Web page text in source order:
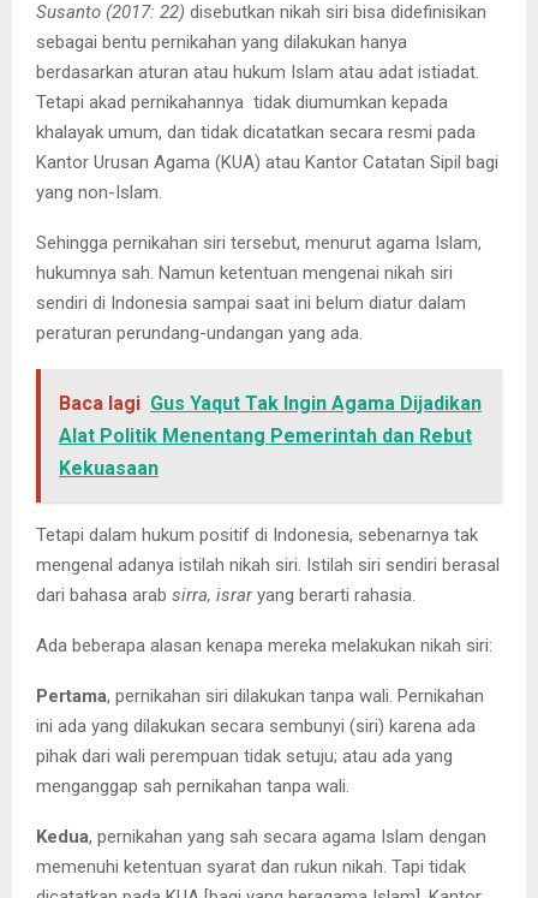
Susanto (2017: 22) disebutkan nikah siri bisa didefinisikan
sebagai bentu pernikahan yang dilakukan hanya
berdasarkan aturan atau hukum Islam atau adat istiadat.
Tetapi akad pernikahannya tidak diumumkan kepada
khalayak umum, dan tidak dicatatkan secara resmi pada
Kantor Urusan Agama (KUA) atau Kantor Catatan Sipil bagi
yang non-Islam.
Sehingga pernikahan siri tersebut, menurut agama Islam,
hukumnya sah. Namun ketentuan mengenai nikah siri
sendiri di Indonesia sampai saat ini belum diatur dalam
peraturan perundang-undangan yang ada.
Baca lagi Gus Yaqut Tak Ingin Agama Dijadikan
Alat Politik Menentang Pemerintah dan Rebut
Kekuasaan
Tetapi dalam hukum positif di Indonesia, sebenarnya tak
mengenal adanya istilah nikah siri. Istilah siri sendiri berasal
dari bahasa arab sirra, israryang berarti rahasia.
Ada beberapa alasan kenapa mereka melakukan nikah siri:
Pertama, pernikahan siri dilakukan tanpa wali. Pernikahan
ini ada yang dilakukan secara sembunyi (siri) karena ada
pihak dari wali perempuan tidak setuju; atau ada yang
menganggap sah pernikahan tanpa wali.
Kedua, pernikahan yang sah secara agama Islam dengan
memenuhi ketentuan syarat dan rukun nikah. Tapi tidak